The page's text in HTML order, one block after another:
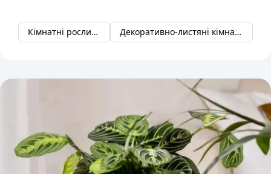
Кімнатні рослини Декоративно-листяні кімнатні